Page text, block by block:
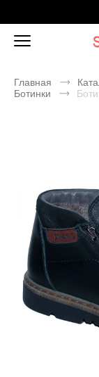
Главная
Ботинки